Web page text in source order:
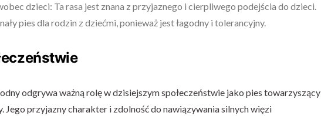
dzieci: Ta rasa jest znana z przyjaznego i cierpliwego podejścia do dzieci.
pies dla rodzin z dziećmi, ponieważ jest łagodny i tolerancyjny.
odgrywa ważną rolę w dzisiejszym społeczeństwie jako pies towarzyszący
Jego przyjazny charakter i zdolność do nawiązywania silnych więzi